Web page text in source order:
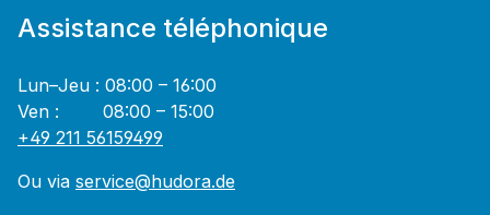
Assistance téléphonique
Lun–Jeu : 08:00 – 16:00
Ven : 08:00 – 15:00
+49 211 56159499
Ou via service@hudora.de